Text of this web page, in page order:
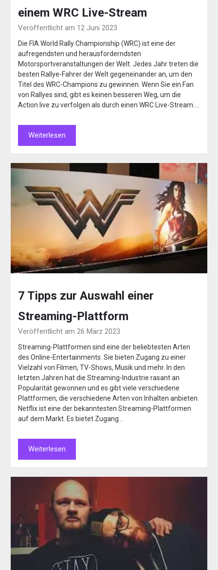
einem WRC Live-Stream
Veröffentlicht am 12 Juni 2023
Die FIA World Rally Championship (WRC) ist eine der
aufregendsten und herausforderndsten
Motorsportveranstaltungen der Welt. Jedes Jahr treten die
besten Rallye-Fahrer der Welt gegeneinander an, um den
Titel des WRC-Champions zu gewinnen. Wenn Sie ein Fan
von Rallyes sind, gibt es keinen besseren Weg, um die
Action live zu verfolgen als durch einen WRC Live-Stream….
Weiterlesen
7 Tipps zur Auswahl einer
Streaming-Plattform
Veröffentlicht am 26 März 2023
Streaming-Plattformen sind eine der beliebtesten Arten
des Online-Entertainments. Sie bieten Zugang zu einer
Vielzahl von Filmen, TV-Shows, Musik und mehr. In den
letzten Jahren hat die Streaming-Industrie rasant an
Popularität gewonnen und es gibt viele verschiedene
Plattformen, die verschiedene Arten von Inhalten anbieten.
Netflix ist eine der bekanntesten Streaming-Plattformen
auf dem Markt. Es bietet Zugang…
Weiterlesen